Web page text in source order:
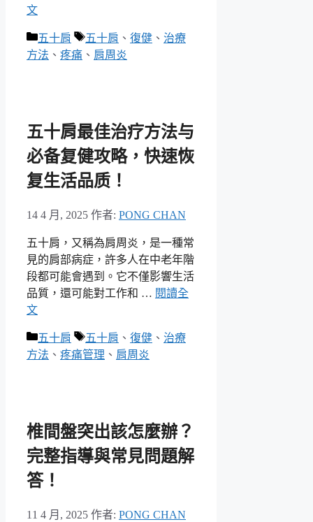
文
分
類
五十肩
標
籤
五十肩 、 復健 、 治療
方法 、 疼痛 、 肩周炎
五十肩最佳治疗方法与
必备复健攻略，快速恢
复生活品质！
14 4 月, 2025 作者: PONG CHAN
五十肩，又稱為肩周炎，是一種常
見的肩部病症，許多人在中老年階
段都可能會遇到。它不僅影響生活
品質，還可能對工作和 … 閱讀全
文
分
類
五十肩
標
籤
五十肩 、 復健 、 治療
方法 、 疼痛管理 、 肩周炎
椎間盤突出該怎麼辦？
完整指導與常見問題解
答！
11 4 月, 2025 作者: PONG CHAN